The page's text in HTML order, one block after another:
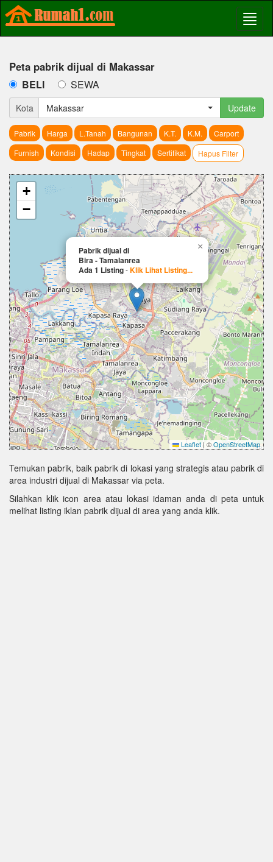
Peta pabrik dijual di Makassar
BELI SEWA
Kota Makassar Update
Pabrik Harga L.Tanah Bangunan K.T. K.M.
Carport
Furnish
Kondisi Hadap Tingkat Sertifikat Hapus Filter
Pabrik dijual di
Bira - Tamalanrea
Ada 1 Listing-Klik Lihat Listing...
×
+
−
Leaflet | ©OpenStreetMap
Temukan pabrik, baik pabrik di lokasi yang strategis atau pabrik di
area industri dijual di Makassar via peta.
Silahkan klik icon area atau lokasi idaman anda di peta untuk
melihat listing iklan pabrik dijual di area yang anda klik.